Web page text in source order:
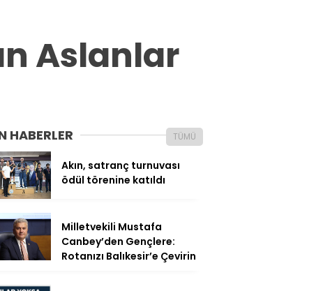
Aslanlar
HABERLER TÜMÜ
Akın, satranç turnuvası
ödül törenine katıldı
Milletvekili Mustafa
Canbey’den Gençlere:
Rotanızı Balıkesir’e Çevirin